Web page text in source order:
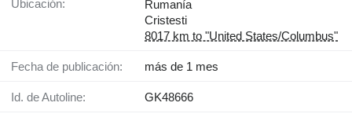
Ubicación:
Rumanía
Cristesti
8017 km to "United States/Columbus"
Fecha de publicación: más de 1 mes
Id. de Autoline: GK48666